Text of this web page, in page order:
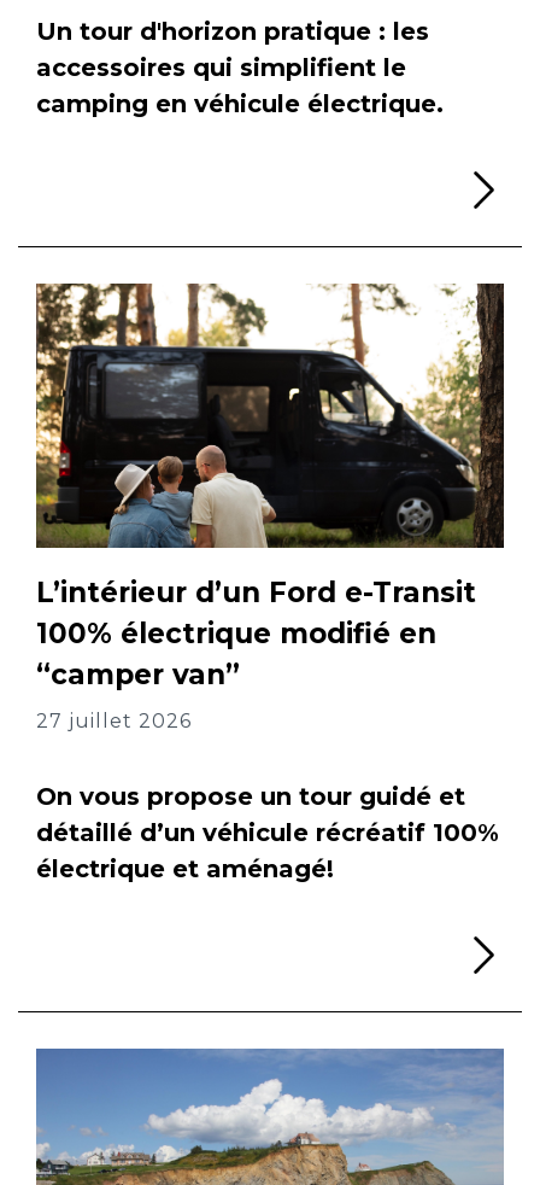
Un tour d'horizon pratique : les
accessoires qui simplifient le
camping en véhicule électrique.
L’intérieur d’un Ford e-Transit
100% électrique modifié en
“camper van”
27 juillet 2026
On vous propose un tour guidé et
détaillé d’un véhicule récréatif 100%
électrique et aménagé!